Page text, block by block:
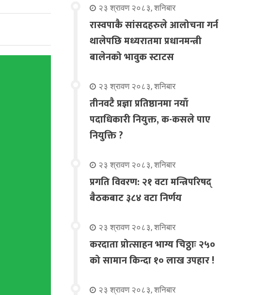
२३ श्रावण २०८३, शनिबार
रास्वपाकै सांसदहरुले आलोचना गर्न
थालेपछि मध्यरातमा प्रधानमन्त्री
बालेनको भावुक स्टाटस
२३ श्रावण २०८३, शनिबार
तीनवटै प्रज्ञा प्रतिष्ठानमा नयाँ
पदाधिकारी नियुक्त, क-कसले पाए
नियुक्ति ?
२३ श्रावण २०८३, शनिबार
प्रगति विवरण: २१ वटा मन्त्रिपरिषद्
बैठकबाट ३८४ वटा निर्णय
२३ श्रावण २०८३, शनिबार
करदाता प्रोत्साहन भाग्य चिठ्ठाः २५०
को सामान किन्दा १० लाख उपहार !
२३ श्रावण २०८३, शनिबार